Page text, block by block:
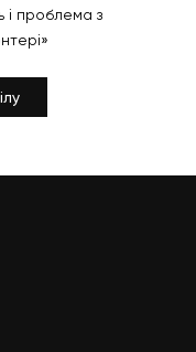
і проблема з